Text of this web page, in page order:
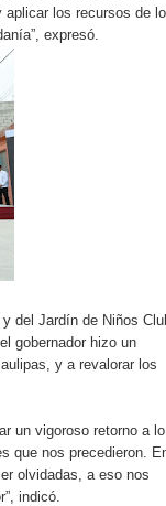
aplicar los recursos de
expresó.
del Jardín de Niños
gobernador hizo un
y a revalorar los
un vigoroso retorno a lo
que nos precedieron.
olvidadas, a eso nos
indicó.